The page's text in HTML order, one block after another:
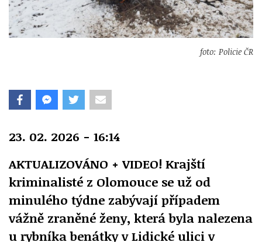
foto: Policie ČR
23. 02. 2026 - 16:14
AKTUALIZOVÁNO + VIDEO! Krajští
kriminalisté z Olomouce se už od
minulého týdne zabývají případem
vážně zraněné ženy, která byla nalezena
u rybníka benátky v Lidické ulici v